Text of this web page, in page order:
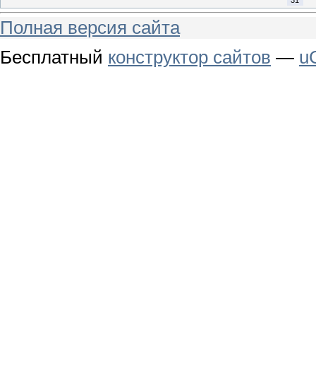
Полная версия сайта
Бесплатный конструктор сайтов —